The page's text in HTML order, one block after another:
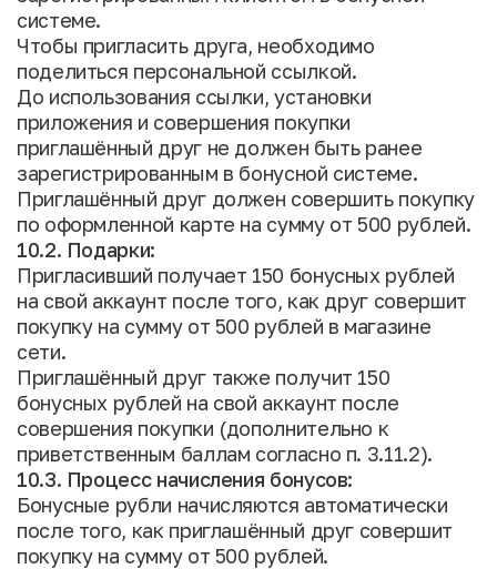
системе.
Чтобы пригласить друга, необходимо
поделиться персональной ссылкой.
До использования ссылки, установки
приложения и совершения покупки
приглашённый друг не должен быть ранее
зарегистрированным в бонусной системе.
Приглашённый друг должен совершить покупку
по оформленной карте на сумму от 500 рублей.
10.2. Подарки:
Пригласивший получает 150 бонусных рублей
на свой аккаунт после того, как друг совершит
покупку на сумму от 500 рублей в магазине
сети.
Приглашённый друг также получит 150
бонусных рублей на свой аккаунт после
совершения покупки (дополнительно к
приветственным баллам согласно п. 3.11.2).
10.3. Процесс начисления бонусов:
Бонусные рубли начисляются автоматически
после того, как приглашённый друг совершит
покупку на сумму от 500 рублей.